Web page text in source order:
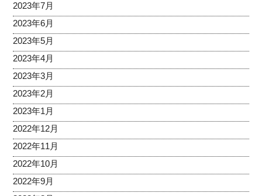
2023年7月
2023年6月
2023年5月
2023年4月
2023年3月
2023年2月
2023年1月
2022年12月
2022年11月
2022年10月
2022年9月